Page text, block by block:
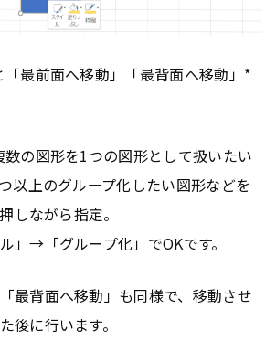
最前面へ移動」「最背面へ移動」*
の図形を1つの図形として扱いたい
以上のグループ化したい図形などを
しながら指定。
」→「グループ化」でOKです。
最背面へ移動」も同様で、移動させ
後に行います。